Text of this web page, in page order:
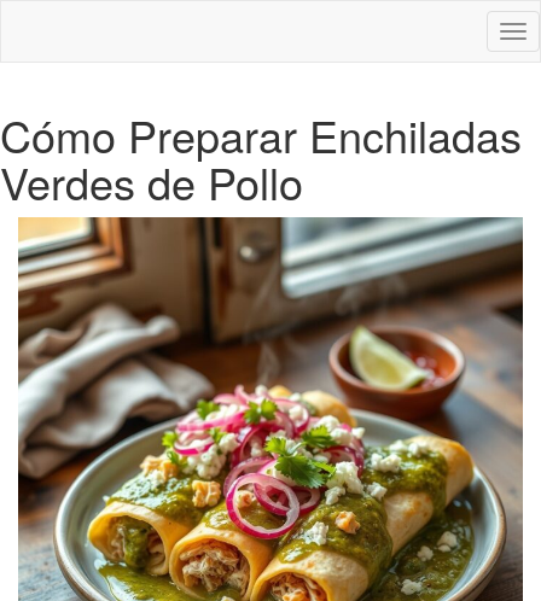
Cómo Preparar Enchiladas
Verdes de Pollo